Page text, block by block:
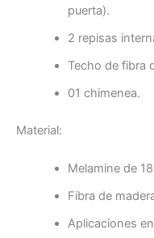
puerta).
2 repisas
Techo de fibra
01 chimenea.
Material:
Melamine de
Fibra de
Aplicaciones